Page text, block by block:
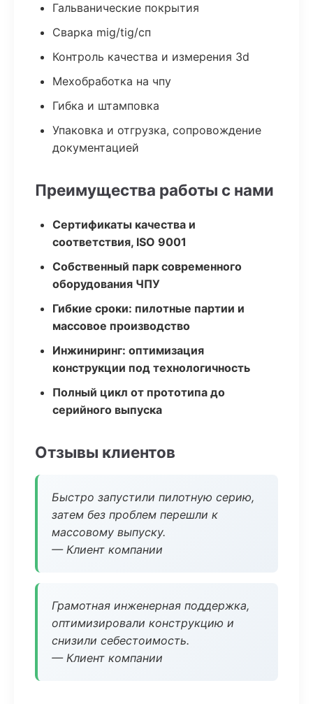
Гальванические покрытия
Сварка mig/tig/сп
Контроль качества и измерения 3d
Мехобработка на чпу
Гибка и штамповка
Упаковка и отгрузка, сопровождение
документацией
Преимущества работы с нами
Сертификаты качества и
соответствия, ISO 9001
Собственный парк современного
оборудования ЧПУ
Гибкие сроки: пилотные партии и
массовое производство
Инжиниринг: оптимизация
конструкции под технологичность
Полный цикл от прототипа до
серийного выпуска
Отзывы клиентов
Быстро запустили пилотную серию,
затем без проблем перешли к
массовому выпуску.
— Клиент компании
Грамотная инженерная поддержка,
оптимизировали конструкцию и
снизили себестоимость.
— Клиент компании